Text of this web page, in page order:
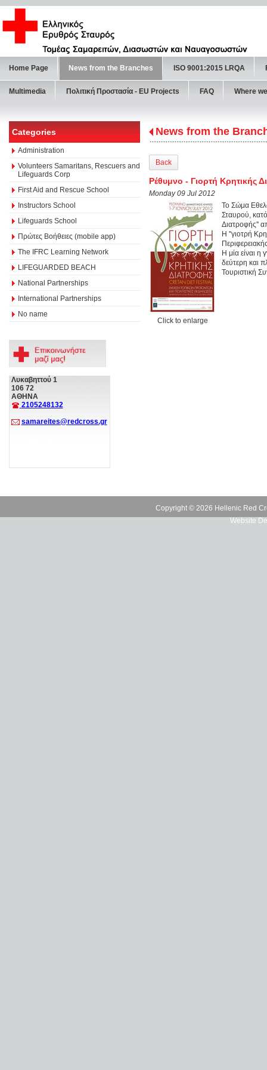
Home Page News from the Branches ISO 9001:2015 LRQA
Multimedia Πολιτική Προστασία - ΕU Projects FAQ Where
Categories
Administration
Volunteers Samaritans, Rescuers and
Lifeguards Corp
First Aid and Rescue School
Instructors School
Lifeguards School
Πρώτες Βοήθειες (mobile app)
The IFRC Learning Network
LIFEGUARDED BEACH
National Partnerships
International Partnerships
No name
Λυκαβηττού 1
106 72
ΑΘΗΝΑ
2105248132
samareites@redcross.gr
News from the
Back
Ρέθυμνο - Γιορτή Κρητικής
Monday 09 Jul 2012
Click to enlarge
Το Σώμα
Σταυρού,
Διατροφής''
Η ''γιοτρή
Η μία είναι η
δεύτερη και
Τουριστική
Copyright © 2026 Hellenic Red
Website